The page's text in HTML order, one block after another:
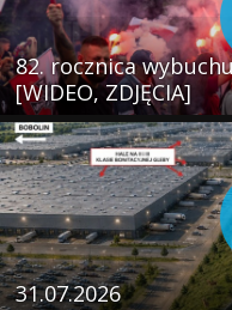
82. rocznica
[WIDEO, ZDJĘCIA]
31.07.2026